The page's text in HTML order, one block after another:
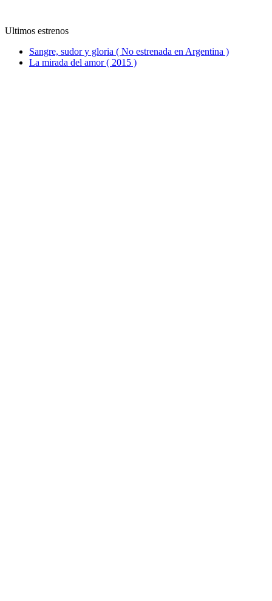
Ultimos estrenos
Sangre, sudor y gloria ( No estrenada en Argentina )
La mirada del amor ( 2015 )